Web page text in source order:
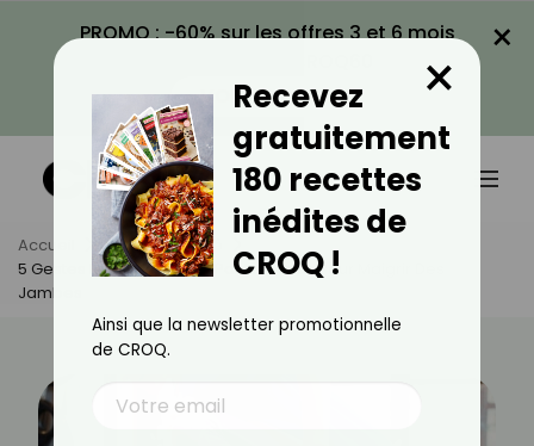
PROMO : -60% sur les offres 3 et 6 mois
VOIR LA PROMO
×
Accueil Actus
Santé
5 Gestes Recommandés Par Les Kinés Pour Maigrir Des
Jambes
Recevez
gratuitement
180 recettes
inédites de
CROQ !
×
Ainsi que la newsletter promotionnelle
de CROQ.